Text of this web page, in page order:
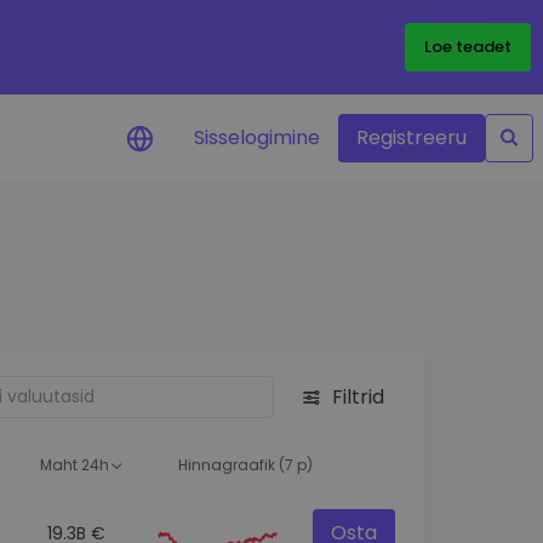
Loe teadet
Sisselogimine Registreeru
Filtrid
Maht 24h Hinnagraafik (7 p)
19.3B € Osta